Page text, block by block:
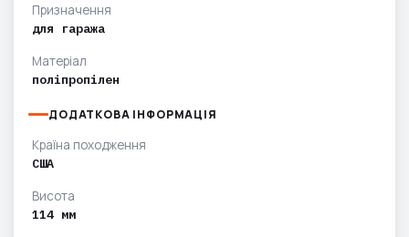
Призначення
для гаража
Матеріал
поліпропілен
ДОДАТКОВА ІНФОРМАЦІЯ
Країна походження
США
Висота
114 мм